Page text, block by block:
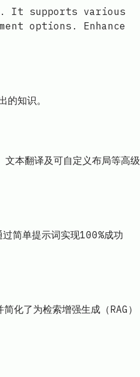
It supports various
options. Enhance
知识。
本翻译及可自定义布局等高级
单提示词实现100%成功
化了为检索增强生成（RAG）